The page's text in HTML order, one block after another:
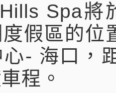
Spa將
假區的位
- 海口，
程。